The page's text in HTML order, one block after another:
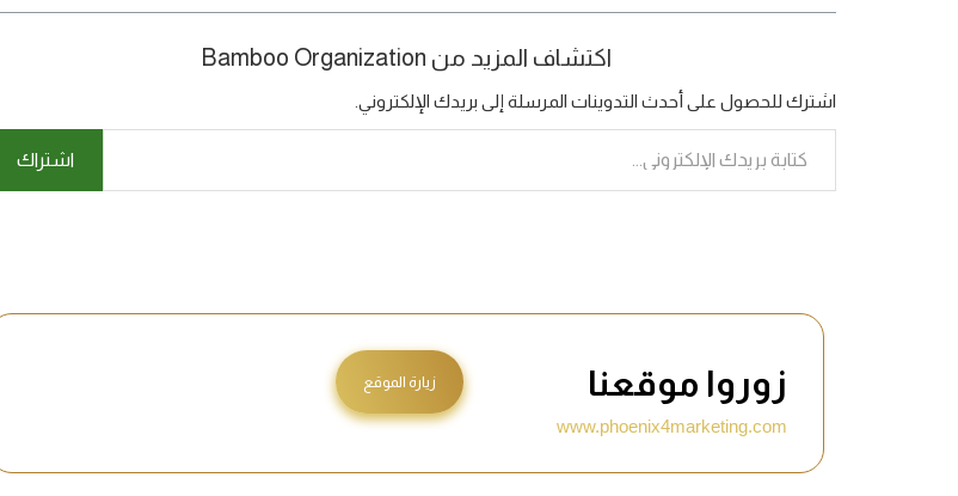
اكتشاف المزيد من Bamboo Organization
اشترك للحصول على أحدث التدوينات المرسلة إلى بريدك الإلكتروني.
اشتراك
زوروا موقعنا
www.phoenix4marketing.com
زيارة الموقع